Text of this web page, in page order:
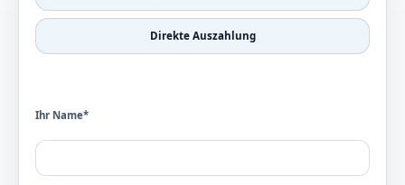
Direkte Auszahlung
Ihr Name*